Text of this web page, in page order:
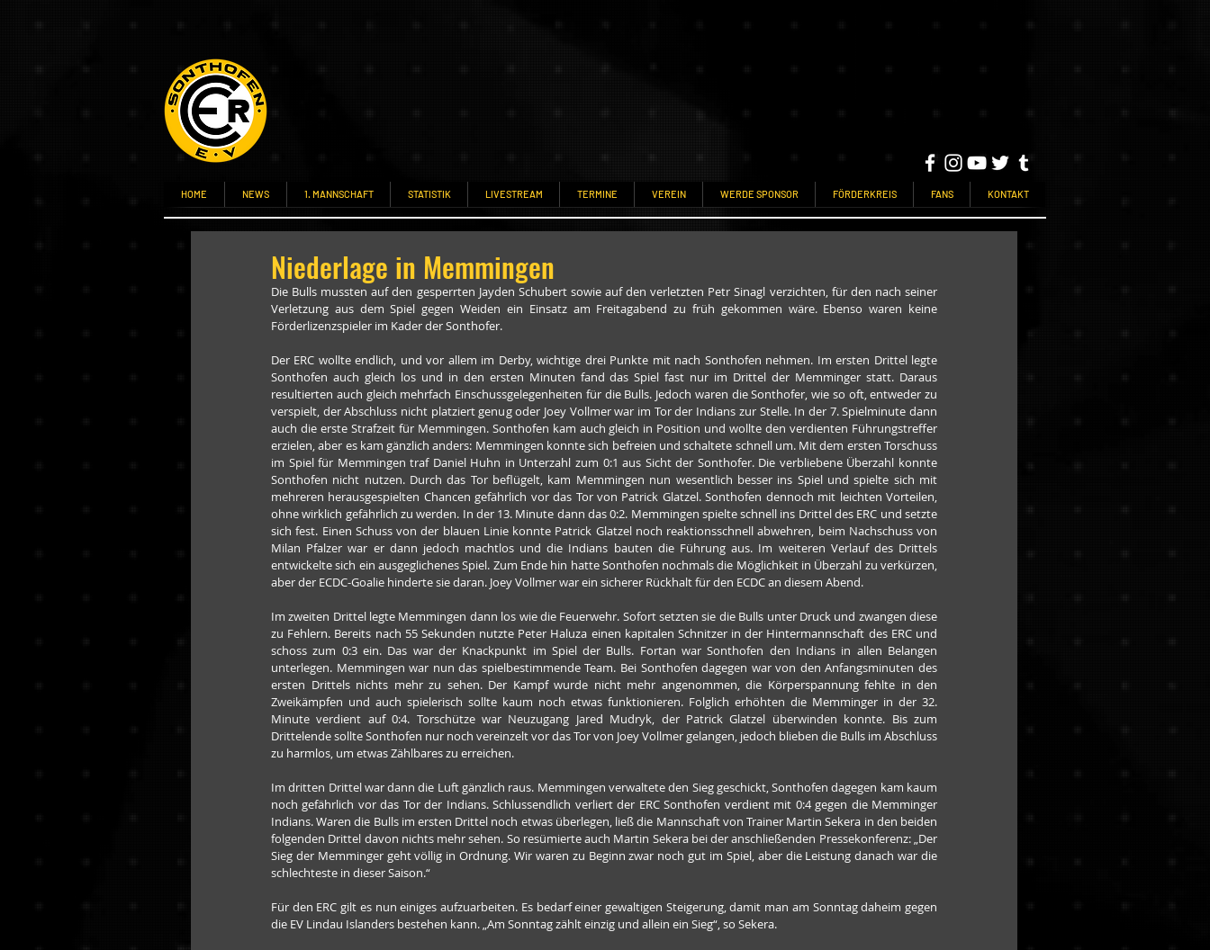
HOME NEWS 1. MANNSCHAFT STATISTIK LIVESTREAM TERMINE VEREIN WERDE SPONSOR FÖRDERKREIS FANS KONTAKT
Niederlage in Memmingen
Die Bulls mussten auf den gesperrten Jayden Schubert sowie auf den verletzten Petr Sinagl verzichten, für den nach seiner
Verletzung aus dem Spiel gegen Weiden ein Einsatz am Freitagabend zu früh gekommen wäre. Ebenso waren keine
Förderlizenzspieler im Kader der Sonthofer.
Der ERC wollte endlich, und vor allem im Derby, wichtige drei Punkte mit nach Sonthofen nehmen. Im ersten Drittel legte
Sonthofen auch gleich los und in den ersten Minuten fand das Spiel fast nur im Drittel der Memminger statt. Daraus
resultierten auch gleich mehrfach Einschussgelegenheiten für die Bulls. Jedoch waren die Sonthofer, wie so oft, entweder zu
verspielt, der Abschluss nicht platziert genug oder Joey Vollmer war im Tor der Indians zur Stelle. In der 7. Spielminute dann
auch die erste Strafzeit für Memmingen. Sonthofen kam auch gleich in Position und wollte den verdienten Führungstreffer
erzielen, aber es kam gänzlich anders: Memmingen konnte sich befreien und schaltete schnell um. Mit dem ersten Torschuss
im Spiel für Memmingen traf Daniel Huhn in Unterzahl zum 0:1 aus Sicht der Sonthofer. Die verbliebene Überzahl konnte
Sonthofen nicht nutzen. Durch das Tor beflügelt, kam Memmingen nun wesentlich besser ins Spiel und spielte sich mit
mehreren herausgespielten Chancen gefährlich vor das Tor von Patrick Glatzel. Sonthofen dennoch mit leichten Vorteilen,
ohne wirklich gefährlich zu werden. In der 13. Minute dann das 0:2. Memmingen spielte schnell ins Drittel des ERC und setzte
sich fest. Einen Schuss von der blauen Linie konnte Patrick Glatzel noch reaktionsschnell abwehren, beim Nachschuss von
Milan Pfalzer war er dann jedoch machtlos und die Indians bauten die Führung aus. Im weiteren Verlauf des Drittels
entwickelte sich ein ausgeglichenes Spiel. Zum Ende hin hatte Sonthofen nochmals die Möglichkeit in Überzahl zu verkürzen,
aber der ECDC-Goalie hinderte sie daran. Joey Vollmer war ein sicherer Rückhalt für den ECDC an diesem Abend.
Im zweiten Drittel legte Memmingen dann los wie die Feuerwehr. Sofort setzten sie die Bulls unter Druck und zwangen diese
zu Fehlern. Bereits nach 55 Sekunden nutzte Peter Haluza einen kapitalen Schnitzer in der Hintermannschaft des ERC und
schoss zum 0:3 ein. Das war der Knackpunkt im Spiel der Bulls. Fortan war Sonthofen den Indians in allen Belangen
unterlegen. Memmingen war nun das spielbestimmende Team. Bei Sonthofen dagegen war von den Anfangsminuten des
ersten Drittels nichts mehr zu sehen. Der Kampf wurde nicht mehr angenommen, die Körperspannung fehlte in den
Zweikämpfen und auch spielerisch sollte kaum noch etwas funktionieren. Folglich erhöhten die Memminger in der 32.
Minute verdient auf 0:4. Torschütze war Neuzugang Jared Mudryk, der Patrick Glatzel überwinden konnte. Bis zum
Drittelende sollte Sonthofen nur noch vereinzelt vor das Tor von Joey Vollmer gelangen, jedoch blieben die Bulls im Abschluss
zu harmlos, um etwas Zählbares zu erreichen.
Im dritten Drittel war dann die Luft gänzlich raus. Memmingen verwaltete den Sieg geschickt, Sonthofen dagegen kam kaum
noch gefährlich vor das Tor der Indians. Schlussendlich verliert der ERC Sonthofen verdient mit 0:4 gegen die Memminger
Indians. Waren die Bulls im ersten Drittel noch etwas überlegen, ließ die Mannschaft von Trainer Martin Sekera in den beiden
folgenden Drittel davon nichts mehr sehen. So resümierte auch Martin Sekera bei der anschließenden Pressekonferenz: „Der
Sieg der Memminger geht völlig in Ordnung. Wir waren zu Beginn zwar noch gut im Spiel, aber die Leistung danach war die
schlechteste in dieser Saison.“
Für den ERC gilt es nun einiges aufzuarbeiten. Es bedarf einer gewaltigen Steigerung, damit man am Sonntag daheim gegen
die EV Lindau Islanders bestehen kann. „Am Sonntag zählt einzig und allein ein Sieg“, so Sekera.